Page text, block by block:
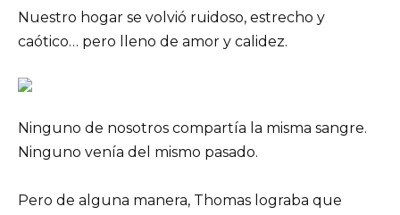
Nuestro hogar se volvió ruidoso, estrecho y
caótico… pero lleno de amor y calidez.
Ninguno de nosotros compartía la misma sangre.
Ninguno venía del mismo pasado.
Pero de alguna manera, Thomas lograba que